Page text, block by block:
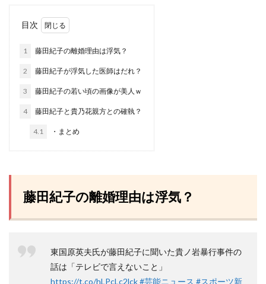
目次
1 藤田紀子の離婚理由は浮気？
2 藤田紀子が浮気した医師はだれ？
3 藤田紀子の若い頃の画像が美人ｗ
4 藤田紀子と貴乃花親方との確執？
4.1 ・まとめ
藤田紀子の離婚理由は浮気？
東国原英夫氏が藤田紀子に聞いた貴ノ岩暴行事件の
話は「テレビで言えないこと」
https://t.co/hLPcLc2lck#芸能ニュース #スポーツ新